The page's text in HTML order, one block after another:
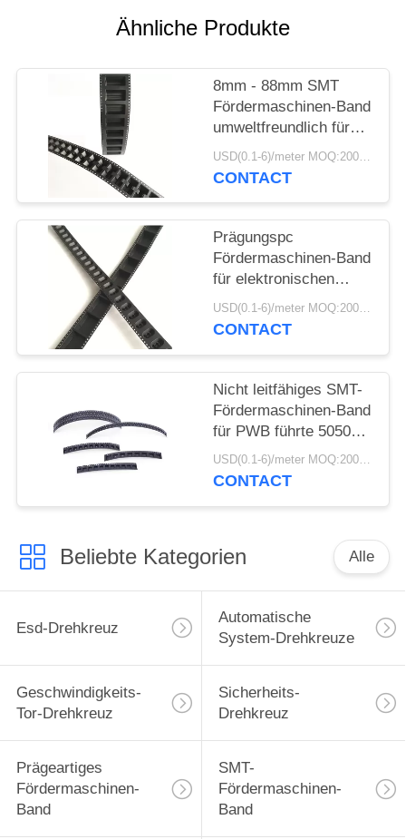
SITEMAP
PRIVACY
POLICY
Ähnliche Produkte
8mm - 88mm SMT
Fördermaschinen-Band
umweltfreundlich für
Sicherungs-Perlen-
Kondensator
USD(0.1-6)/meter MOQ:2000 Meter
CONTACT
Prägungspc
Fördermaschinen-Band
für elektronischen
Transformator
Fördermaschinen-
USD(0.1-6)/meter MOQ:2000 Meter
CONTACT
Nicht leitfähiges SMT-
Fördermaschinen-Band
für PWB führte 5050
Band/Spule SMT-
Verpackung
USD(0.1-6)/meter MOQ:2000 Meter
CONTACT
Beliebte Kategorien Alle
Esd-Drehkreuz
Automatische
System-Drehkreuze
Geschwindigkeits-
Tor-Drehkreuz
Sicherheits-
Drehkreuz
Prägeartiges
Fördermaschinen-
Band
SMT-
Fördermaschinen-
Band